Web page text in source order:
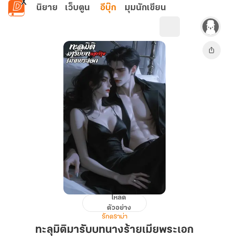
ข้ามไปยังเนื้อหาหลัก
นิยาย เว็บตูน อีบุ๊ก มุมนักเขียน
มา
โหลด
ตัวอย่าง
รักดราม่า
ทะลุมิติมารับบทนางร้ายเมียพระเอก